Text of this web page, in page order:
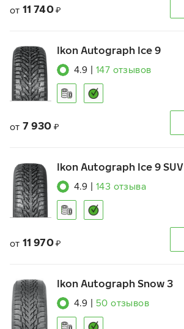
от 11 740 ₽
Ikon Autograph Ice 9
4.9 147 отзывов
от 7 930 ₽
Ikon Autograph Ice 9 SUV
4.9 143 отзыва
от 11 970 ₽
Ikon Autograph Snow 3
4.9 50 отзывов